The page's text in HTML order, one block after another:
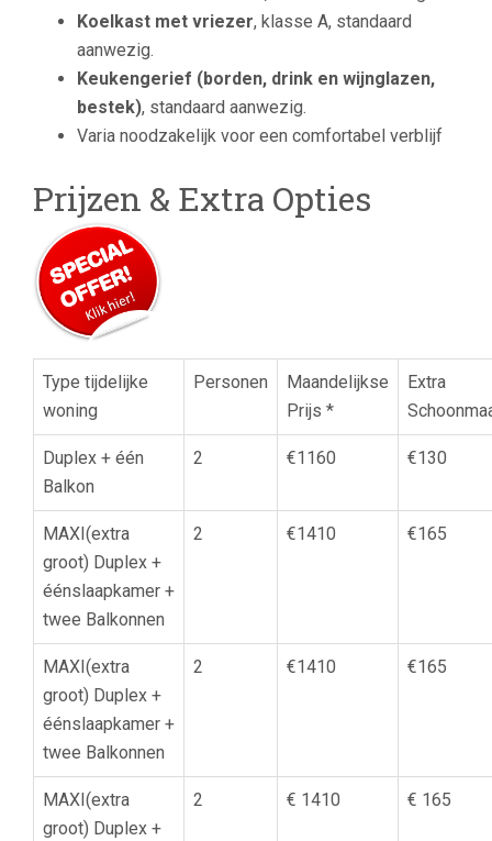
Koelkast met vriezer, klasse A, standaard
aanwezig.
Keukengerief (borden, drink en wijnglazen,
bestek), standaard aanwezig.
Varia noodzakelijk voor een comfortabel verblijf
Prijzen & Extra Opties
Type tijdelijke
woning
Personen
Maandelijkse
Prijs *
Extra
Duplex + één
Balkon
2 €1160 €130
MAXI(extra
groot) Duplex +
éénslaapkamer +
twee Balkonnen
2 €1410 €165
MAXI(extra
groot) Duplex +
éénslaapkamer +
twee Balkonnen
2 €1410 €165
MAXI(extra
groot) Duplex +
2 € 1410 € 165